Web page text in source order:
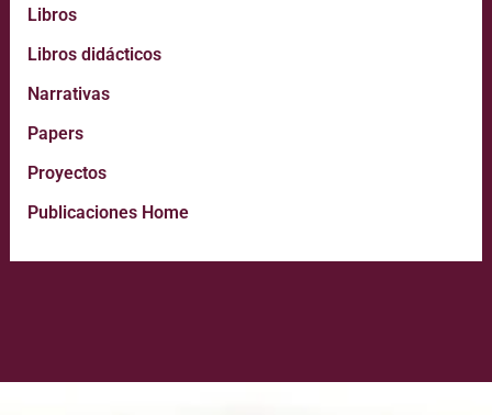
Libros
Libros didácticos
Narrativas
Papers
Proyectos
Publicaciones Home